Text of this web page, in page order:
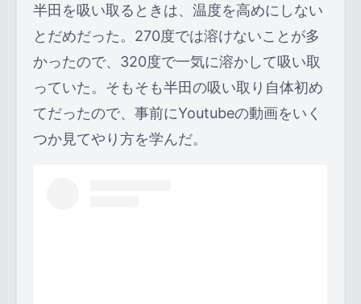
半田を吸い取るときは、温度を高めにしない
とだめだった。270度では溶けないことが多
かったので、320度で一気に溶かして吸い取
っていた。そもそも半田の吸い取り自体初め
てだったので、事前にYoutubeの動画をいく
つか見てやり方を学んだ。